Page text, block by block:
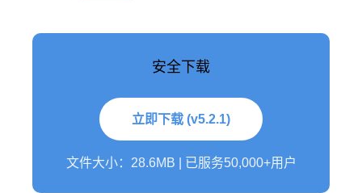
安全下载
立即下载 (v5.2.1)
文件大小：28.6MB | 已服务50,000+用户